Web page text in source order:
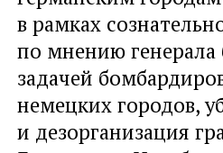
в рамках
по мнению генерала
задачей
немецких городов,
и дезорганизация